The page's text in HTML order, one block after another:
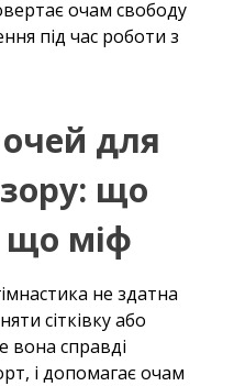
очам свободу
під час роботи з
для
що
що міф
не здатна
сітківку або
вона справді
і допомагає очам